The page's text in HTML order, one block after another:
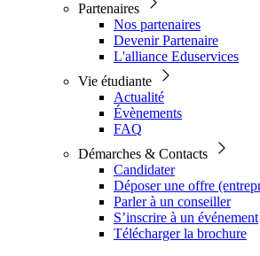
Partenaires
Nos partenaires
Devenir Partenaire
L'alliance Eduservices
Vie étudiante
Actualité
Évènements
FAQ
Démarches & Contacts
Candidater
Déposer une offre
Parler à un conseiller
S’inscrire à un événement
Télécharger la brochure